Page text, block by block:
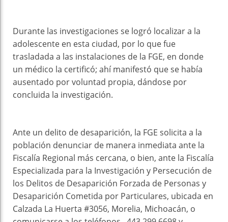
Durante las investigaciones se logró localizar a la
adolescente en esta ciudad, por lo que fue
trasladada a las instalaciones de la FGE, en donde
un médico la certificó; ahí manifestó que se había
ausentado por voluntad propia, dándose por
concluida la investigación.
Ante un delito de desaparición, la FGE solicita a la
población denunciar de manera inmediata ante la
Fiscalía Regional más cercana, o bien, ante la Fiscalía
Especializada para la Investigación y Persecución de
los Delitos de Desaparición Forzada de Personas y
Desaparición Cometida por Particulares, ubicada en
Calzada La Huerta #3056, Morelia, Michoacán, o